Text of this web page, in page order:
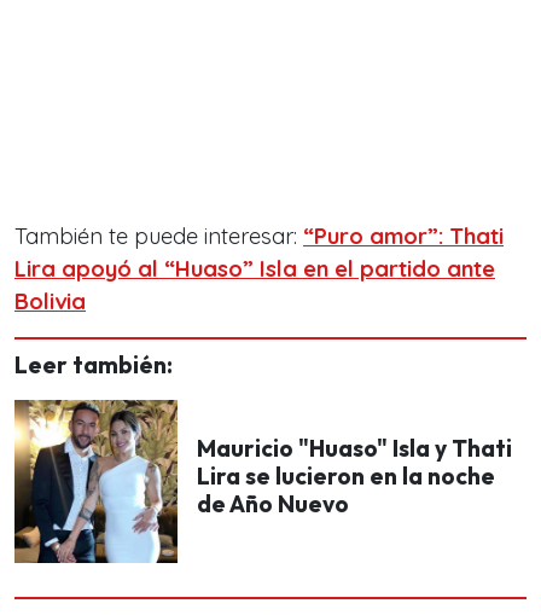
También te puede interesar: “Puro amor”: Thati
Lira apoyó al “Huaso” Isla en el partido ante
Bolivia
Leer también:
Mauricio "Huaso" Isla y Thati
Lira se lucieron en la noche
de Año Nuevo